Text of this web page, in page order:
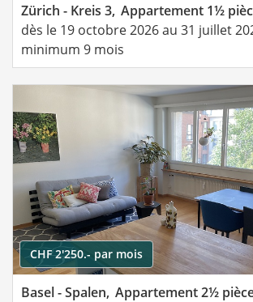
Zürich - Kreis 3, Appartement 1½
dès le 19 octobre 2026 au 31 juillet
minimum 9 mois
CHF 2'250.- par mois
Basel - Spalen, Appartement 2½